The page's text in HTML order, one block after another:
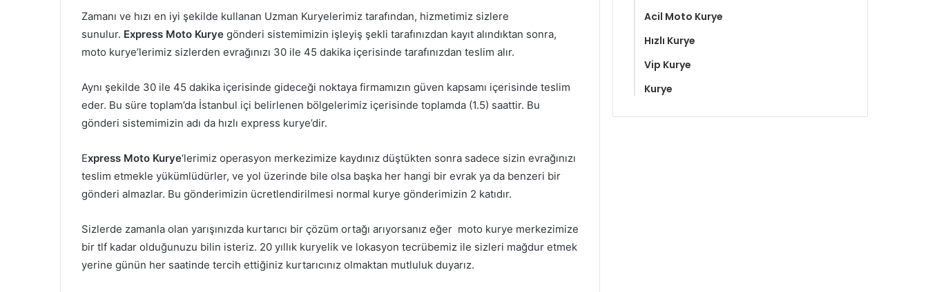
Zamanı ve hızı en iyi şekilde kullanan Uzman Kuryelerimiz tarafından, hizmetimiz sizlere
sunulur. Express Moto Kurye gönderi sistemimizin işleyiş şekli tarafınızdan kayıt alındıktan sonra,
moto kurye’lerimiz sizlerden evrağınızı 30 ile 45 dakika içerisinde tarafınızdan teslim alır.
Aynı şekilde 30 ile 45 dakika içerisinde gideceği noktaya firmamızın güven kapsamı içerisinde teslim
eder. Bu süre toplam’da İstanbul içi belirlenen bölgelerimiz içerisinde toplamda (1.5) saattir. Bu
gönderi sistemimizin adı da hızlı express kurye’dir.
Express Moto Kurye‘lerimiz operasyon merkezimize kaydınız düştükten sonra sadece sizin evrağınızı
teslim etmekle yükümlüdürler, ve yol üzerinde bile olsa başka her hangi bir evrak ya da benzeri bir
gönderi almazlar. Bu gönderimizin ücretlendirilmesi normal kurye gönderimizin 2 katıdır.
Sizlerde zamanla olan yarışınızda kurtarıcı bir çözüm ortağı arıyorsanız eğer moto kurye merkezimize
bir tlf kadar olduğunuzu bilin isteriz. 20 yıllık kuryelik ve lokasyon tecrübemiz ile sizleri mağdur etmek
yerine günün her saatinde tercih ettiğiniz kurtarıcınız olmaktan mutluluk duyarız.
Acil Moto Kurye
Hızlı Kurye
Vip Kurye
Kurye